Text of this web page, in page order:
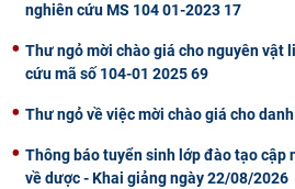
nghiên cứu MS 104 01-2023 17
Thư ngỏ mời chào giá cho nguyên vật
cứu mã số 104-01 2025 69
Thư ngỏ về việc mời chào giá cho
Thông báo tuyển sinh lớp đào tạo cập
về dược - Khai giảng ngày 22/08/2026